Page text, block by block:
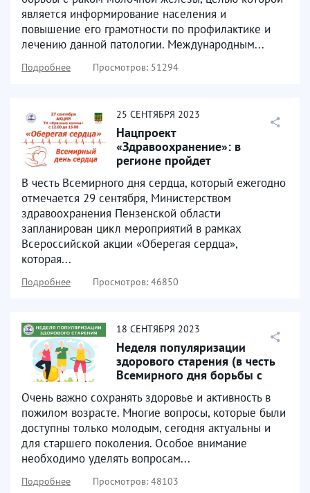
является информирование населения и
повышение его грамотности по профилактике и
лечению данной патологии. Международным...
Подробнее Просмотров: 51294
25 СЕНТЯБРЯ 2023
Нацпроект
«Здравоохранение»: в
регионе пройдет
Всероссийской акции
«Оберегая...
В честь Всемирного дня сердца, который ежегодно
отмечается 29 сентября, Министерством
здравоохранения Пензенской области
запланирован цикл мероприятий в рамках
Всероссийской акции «Оберегая сердца»,
которая...
Подробнее Просмотров: 46850
18 СЕНТЯБРЯ 2023
Неделя популяризации
здорового старения (в честь
Всемирного дня борьбы с
Очень важно сохранять здоровье и активность в
пожилом возрасте. Многие вопросы, которые были
доступны только молодым, сегодня актуальны и
для старшего поколения. Особое внимание
необходимо уделять вопросам...
Подробнее Просмотров: 48103